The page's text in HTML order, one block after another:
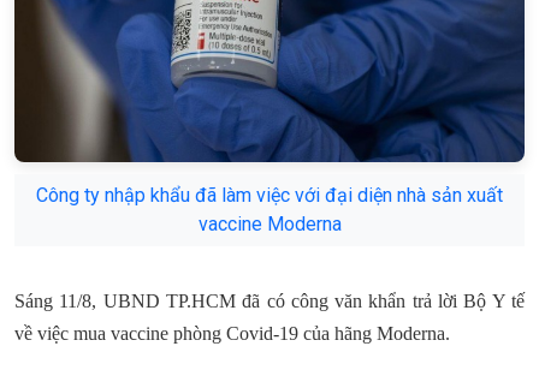
Công ty nhập khẩu đã làm việc với đại diện nhà sản xuất
vaccine Moderna
Sáng 11/8, UBND TP.HCM đã có công văn khẩn trả lời Bộ Y tế
về việc mua vaccine phòng Covid-19 của hãng Moderna.